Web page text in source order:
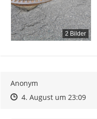
2 Bilder
Anonym
Zeitpunkt des Erstellens
Zeitpunkt des Erstellens
4. August um 23:09